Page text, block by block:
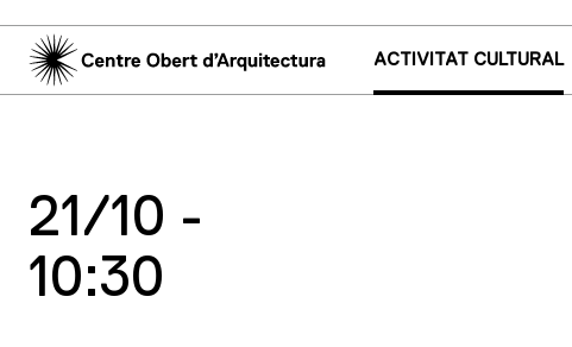
ACTIVITAT CULTURAL
21/10 -
10:30